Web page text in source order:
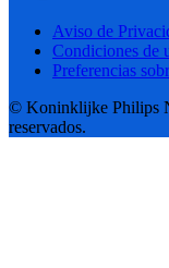
Aviso de
Condiciones de
Preferencias
© Koninklijke Philips
reservados.